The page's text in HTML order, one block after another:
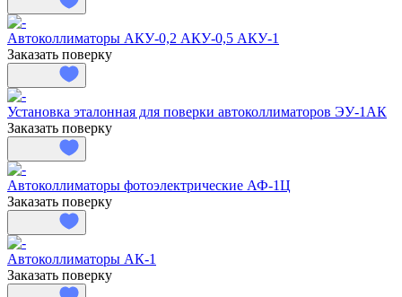
Автоколлиматоры АКУ-0,2 АКУ-0,5 АКУ-1
Заказать поверку
Установка эталонная для поверки автоколлиматоров ЭУ-1АК
Заказать поверку
Автоколлиматоры фотоэлектрические АФ-1Ц
Заказать поверку
Автоколлиматоры АК-1
Заказать поверку